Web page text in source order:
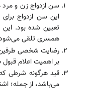
سن ازدواج زن و
این سن ازدواج
تعیین شده بود. این
همسری تلقی می‌شود
رضایت شخصی طرفین
بر اهمیت اعلام قبول
قید هرگونه شرطی
می‌باشد، از جمله؛